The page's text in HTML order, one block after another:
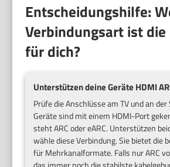
Entscheidungshilfe:
Verbindungsart ist
für dich?
Unterstützen deine Geräte HDMI
Prüfe die Anschlüsse am TV und an der
Geräte sind mit einem HDMI-Port
steht ARC oder eARC. Unterstützen
wähle diese Verbindung. Sie bietet die
für Mehrkanalformate. Falls nur ARC